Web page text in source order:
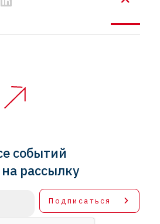
событий
рассылку
Подписаться